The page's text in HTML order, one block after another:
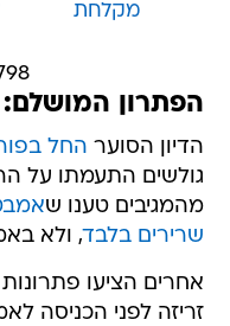
מקלחת
798
הפתרון
הדיון הסוער החל
גולשים התעמתו על
מהמגיבים טענו ש
שרירים בלבד, ולא
אחרים הציעו
זריזה לפני הכניסה